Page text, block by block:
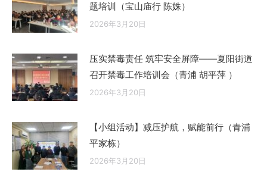
题培训（宝山庙行 陈姝）
2026年3月20日
压实禁毒责任 筑牢安全屏障——夏阳街道
召开禁毒工作培训会（青浦 胡平萍 ）
2026年3月20日
【小组活动】减压护航，赋能前行（青浦
平家栋）
2026年3月20日